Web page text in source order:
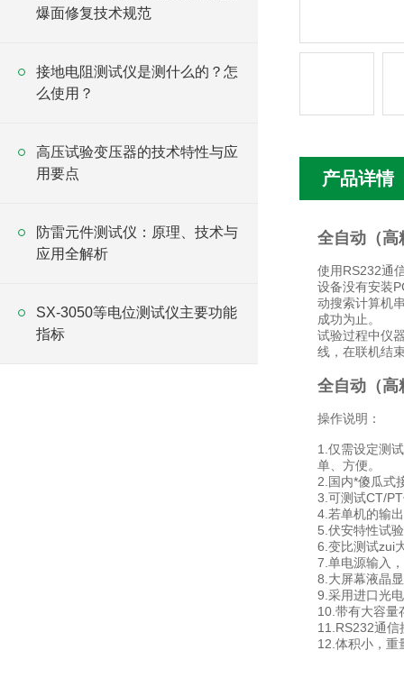
爆面修复技术规范
接地电阻测试仪是测什么的？怎
么使用？
高压试验变压器的技术特性与应
用要点
防雷元件测试仪：原理、技术与
应用全解析
SX-3050等电位测试仪主要功能
指标
产品详情
全自动（高
使用RS232通
设备没有安装
动搜索计算机
成功为止。
试验过程中仪
线，在联机结
全自动（高
操作说明：
1.仅需设定测
单、方便。
2.国内*傻瓜式
3.可测试CT/
4.若单机的输
5.伏安特性试
6.变比测试zui
7.单电源输入
8.大屏幕液晶
9.采用进口光
10.带有大容量
11.RS232通信
12.体积小，重